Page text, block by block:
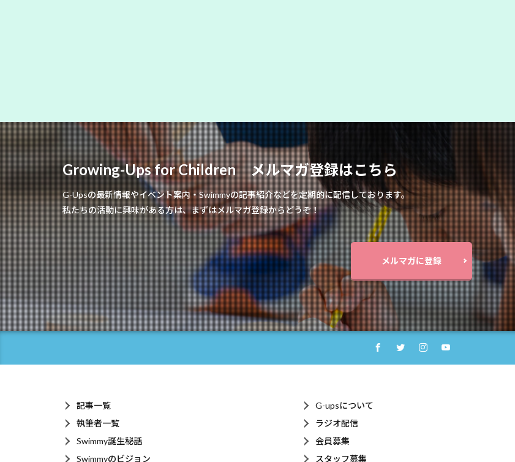
Growing-Ups for Children メルマガ登録はこちら
G-Upsの最新情報やイベント案内・Swimmyの記事紹介などを定期的に配信しております。
私たちの活動に興味がある方は、まずはメルマガ登録からどうぞ！
メルマガに登録
記事一覧
執筆者一覧
Swimmy誕生秘話
Swimmyのビジョン
G-upsについて
ラジオ配信
会員募集
スタッフ募集